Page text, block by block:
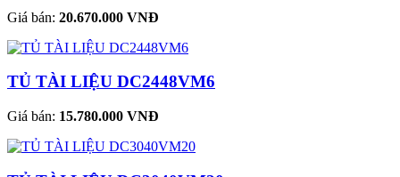
Giá bán: 20.670.000 VNĐ
TỦ TÀI LIỆU DC2448VM6
Giá bán: 15.780.000 VNĐ